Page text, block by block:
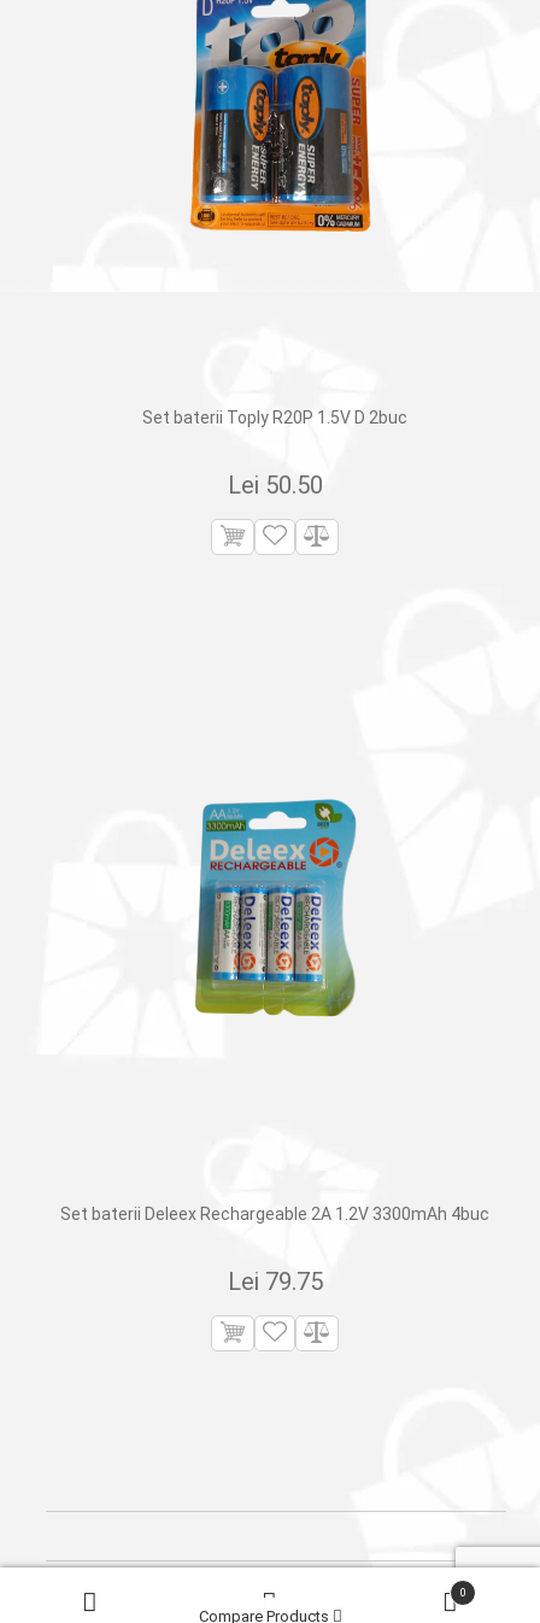
Set baterii Toply R20P 1.5V D 2buc
Lei 50.50
Set baterii Deleex Rechargeable 2A 1.2V 3300mAh 4buc
Lei 79.75
© 2026Сleber. Created by
0
Compare Products